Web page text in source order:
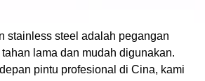
stainless steel adalah pegangan
lama dan mudah digunakan.
pintu profesional di Cina, kami